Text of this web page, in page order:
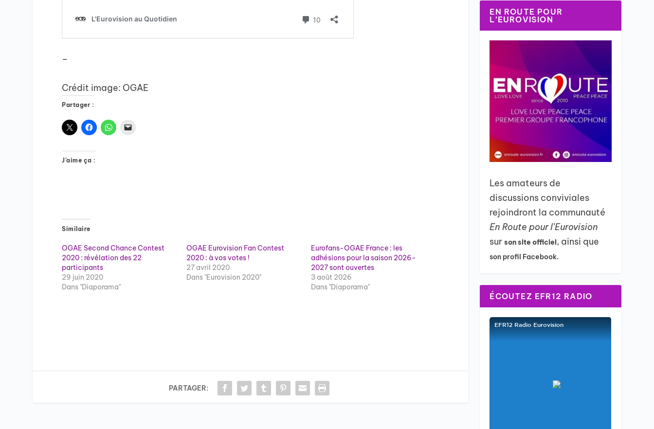
–
Crédit image: OGAE
Partager :
J’aime ça :
Similaire
OGAE Second Chance Contest
2020 : révélation des 22
participants
29 juin 2020
Dans "Diaporama"
OGAE Eurovision Fan Contest
2020 : à vos votes !
27 avril 2020
Dans "Eurovision 2020"
Eurofans-OGAE France : les
adhésions pour la saison 2026-
2027 sont ouvertes
3 août 2026
Dans "Diaporama"
PARTAGER:
EN ROUTE POUR
L’EUROVISION
Les amateurs de
discussions conviviales
rejoindront la communauté
En Route pour l’Eurovision
surson site officiel, ainsi que
son profil Facebook.
ÉCOUTEZ EFR12 RADIO